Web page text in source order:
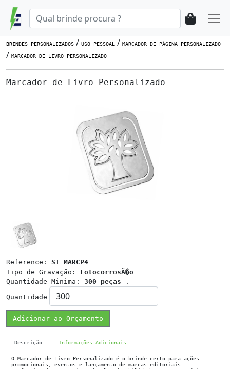
BRINDES PERSONALIZADOS / USO PESSOAL / MARCADOR DE PÁGINA PERSONALIZADO
/ MARCADOR DE LIVRO PERSONALIZADO
Marcador de Livro Personalizado
Reference: ST MARCP4
Tipo de Gravação: FotocorrosÃ�o
Quantidade Minima: 300 peças .
Quantidade
Adicionar ao Orçamento
Descrição Informações Adicionais
O Marcador de Livro Personalizado é o brinde certo para ações
promocionais, eventos e lançamento de marcas editoriais.